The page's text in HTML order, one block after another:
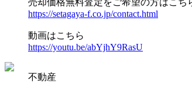
売却価格無料査定をご希望の方はこち
https://setagaya-f.co.jp/contact.html
動画はこちら
https://youtu.be/abYjhY9RasU
不動産